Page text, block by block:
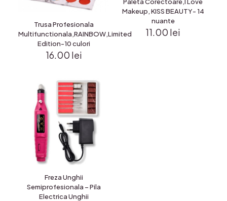
Trusa Profesionala
Multifunctionala,RAINBOW,Limited
Edition-10 culori
16.00 lei
Makeup, KISS BEAUTY- 14
nuante
11.00 lei
Freza Unghii
Semiprofesionala – Pila
Electrica Unghii